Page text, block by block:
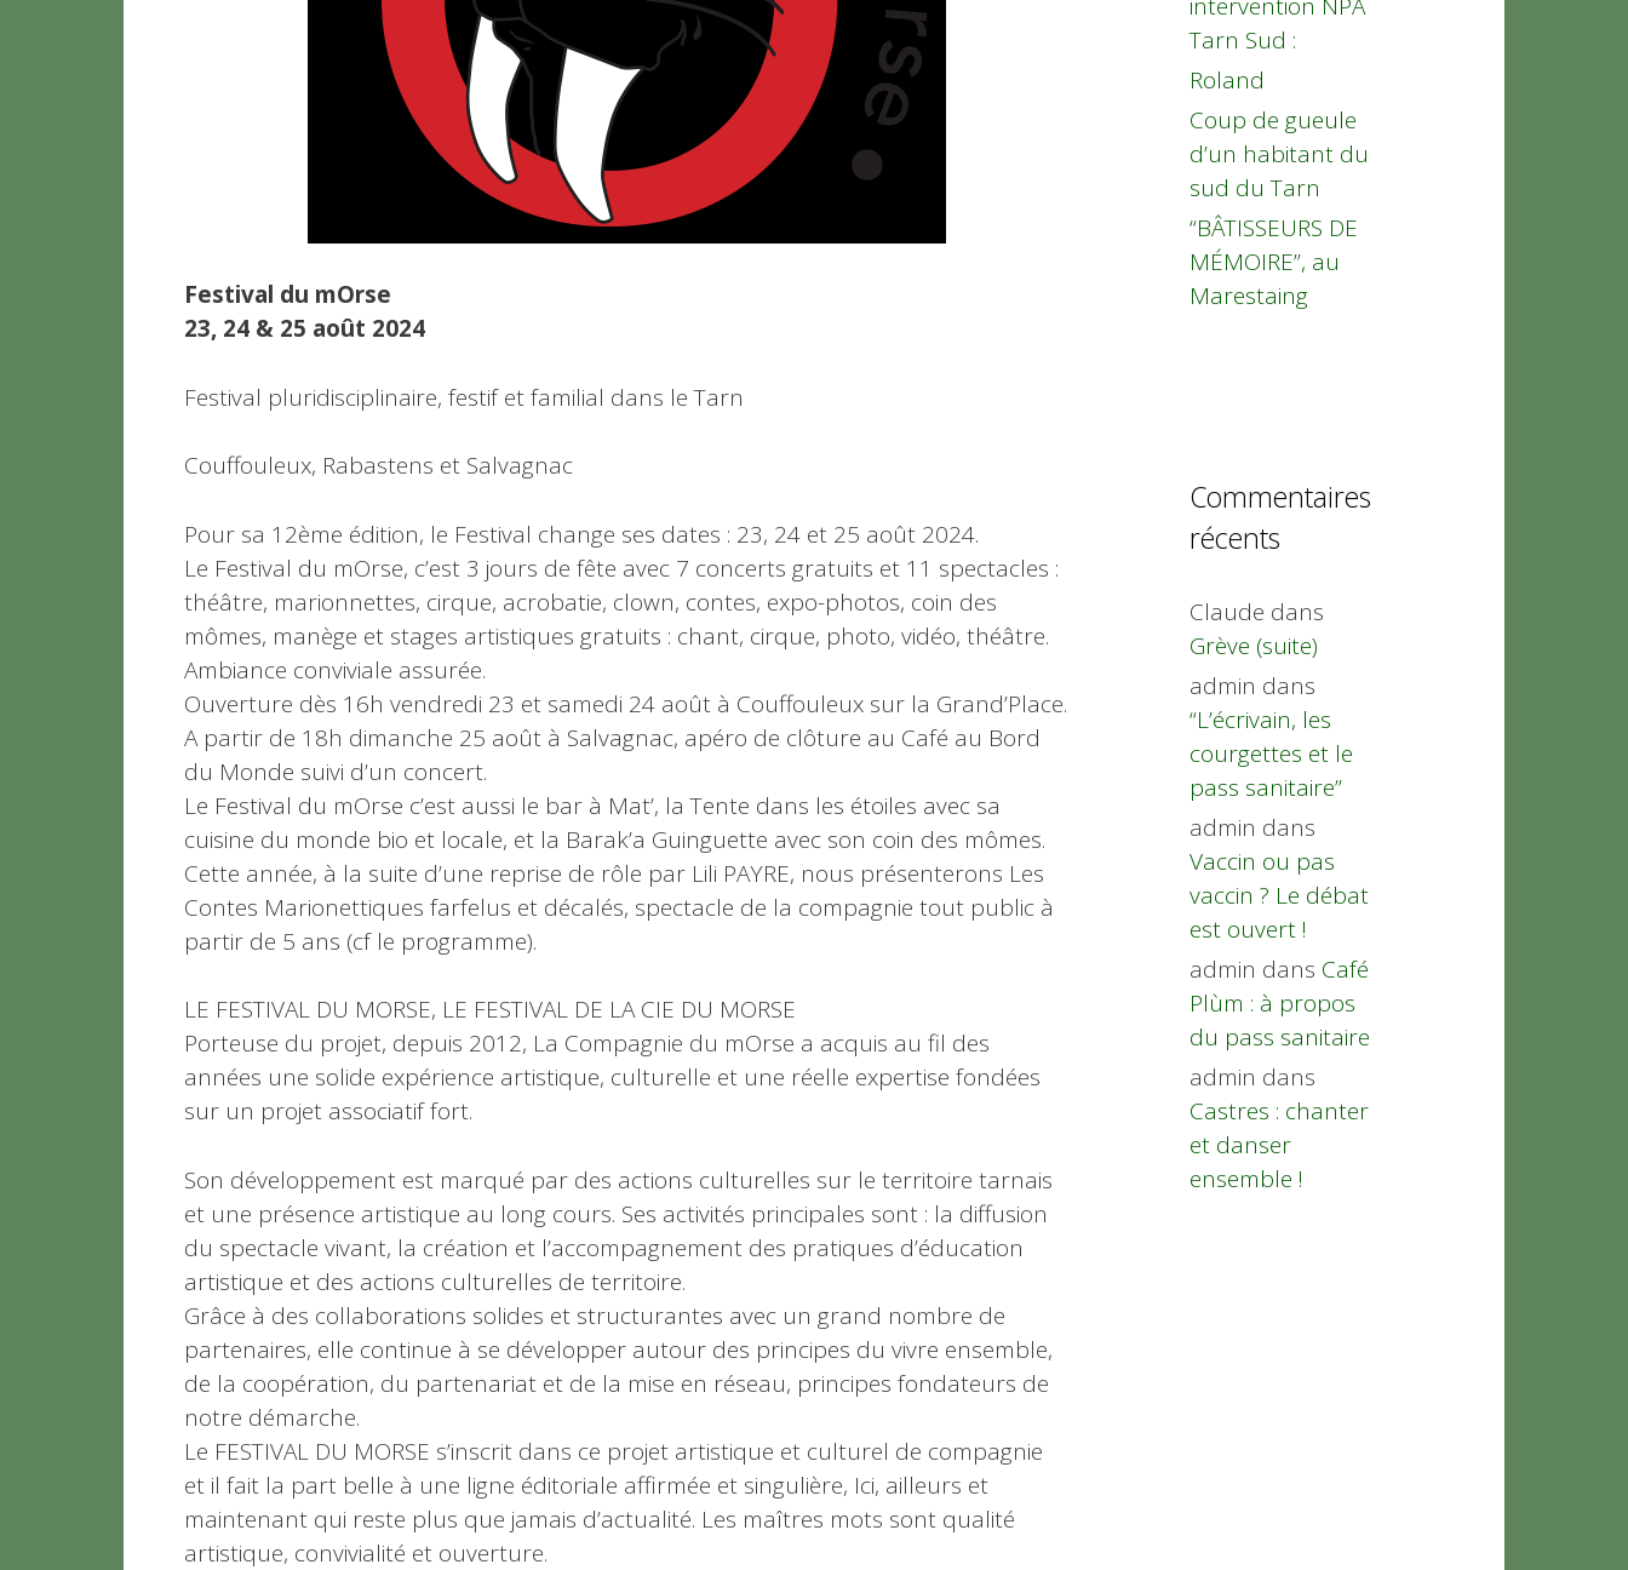
Festival du mOrse
23, 24 & 25 août 2024
Festival pluridisciplinaire, festif et familial dans le Tarn
Couffouleux, Rabastens et Salvagnac
Pour sa 12ème édition, le Festival change ses dates : 23, 24 et 25 août 2024.
Le Festival du mOrse, c’est 3 jours de fête avec 7 concerts gratuits et 11 spectacles :
théâtre, marionnettes, cirque, acrobatie, clown, contes, expo-photos, coin des
mômes, manège et stages artistiques gratuits : chant, cirque, photo, vidéo, théâtre.
Ambiance conviviale assurée.
Ouverture dès 16h vendredi 23 et samedi 24 août à Couffouleux sur la Grand’Place.
A partir de 18h dimanche 25 août à Salvagnac, apéro de clôture au Café au Bord
du Monde suivi d’un concert.
Le Festival du mOrse c’est aussi le bar à Mat’, la Tente dans les étoiles avec sa
cuisine du monde bio et locale, et la Barak’a Guinguette avec son coin des mômes.
Cette année, à la suite d’une reprise de rôle par Lili PAYRE, nous présenterons Les
Contes Marionettiques farfelus et décalés, spectacle de la compagnie tout public à
partir de 5 ans (cf le programme).
LE FESTIVAL DU MORSE, LE FESTIVAL DE LA CIE DU MORSE
Porteuse du projet, depuis 2012, La Compagnie du mOrse a acquis au fil des
années une solide expérience artistique, culturelle et une réelle expertise fondées
sur un projet associatif fort.
Son développement est marqué par des actions culturelles sur le territoire tarnais
et une présence artistique au long cours. Ses activités principales sont : la diffusion
du spectacle vivant, la création et l’accompagnement des pratiques d’éducation
artistique et des actions culturelles de territoire.
Grâce à des collaborations solides et structurantes avec un grand nombre de
partenaires, elle continue à se développer autour des principes du vivre ensemble,
de la coopération, du partenariat et de la mise en réseau, principes fondateurs de
notre démarche.
Le FESTIVAL DU MORSE s’inscrit dans ce projet artistique et culturel de compagnie
et il fait la part belle à une ligne éditoriale affirmée et singulière, Ici, ailleurs et
maintenant qui reste plus que jamais d’actualité. Les maîtres mots sont qualité
artistique, convivialité et ouverture.
Tarn Sud :
Roland
Coup de gueule
d’un habitant du
sud du Tarn
“BÂTISSEURS DE
MÉMOIRE”, au
Marestaing
Commentaires
récents
Claude dans
Grève (suite)
admin dans
“L’écrivain, les
courgettes et le
pass sanitaire”
admin dans
Vaccin ou pas
vaccin ? Le débat
est ouvert !
admin dans Café
Plùm : à propos
du pass sanitaire
admin dans
Castres : chanter
et danser
ensemble !